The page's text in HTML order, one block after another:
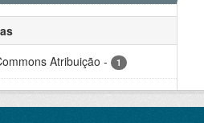
Atribuição - 1